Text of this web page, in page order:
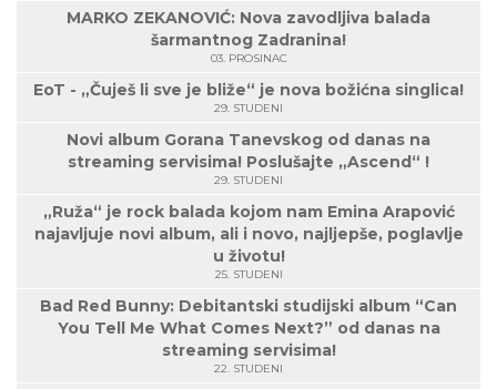
MARKO ZEKANOVIĆ: Nova zavodljiva balada
šarmantnog Zadranina!
03. PROSINAC
EoT - „Čuješ li sve je bliže“ je nova božićna singlica!
29. STUDENI
Novi album Gorana Tanevskog od danas na
streaming servisima! Poslušajte „Ascend“ !
29. STUDENI
„Ruža“ je rock balada kojom nam Emina Arapović
najavljuje novi album, ali i novo, najljepše, poglavlje
u životu!
25. STUDENI
Bad Red Bunny: Debitantski studijski album “Can
You Tell Me What Comes Next?” od danas na
streaming servisima!
22. STUDENI